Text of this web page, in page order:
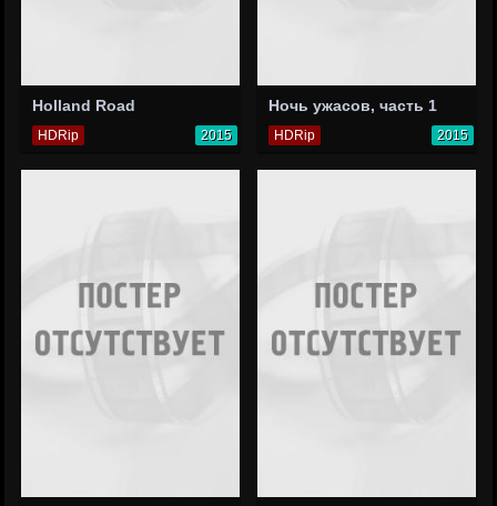
Holland Road
HDRip 2015
Ночь ужасов, часть 1
HDRip 2015